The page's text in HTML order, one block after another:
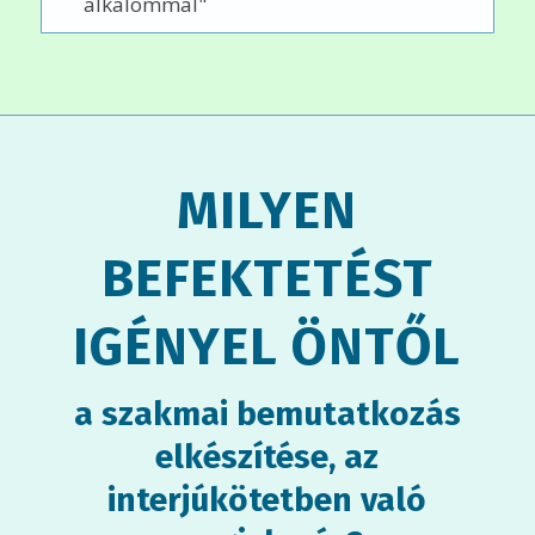
MILYEN
BEFEKTETÉST
IGÉNYEL ÖNTŐL
a szakmai bemutatkozás
elkészítése, az
interjúkötetben való